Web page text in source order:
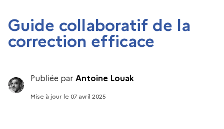
Guide collaboratif de la
correction efficace
Publiée parAntoine Louak
Mise à jourle 07 avril 2025